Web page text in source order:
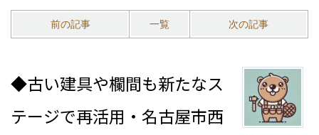
前の記事 一覧 次の記事
◆古い建具や欄間も新たなス
テージで再活用・名古屋市西